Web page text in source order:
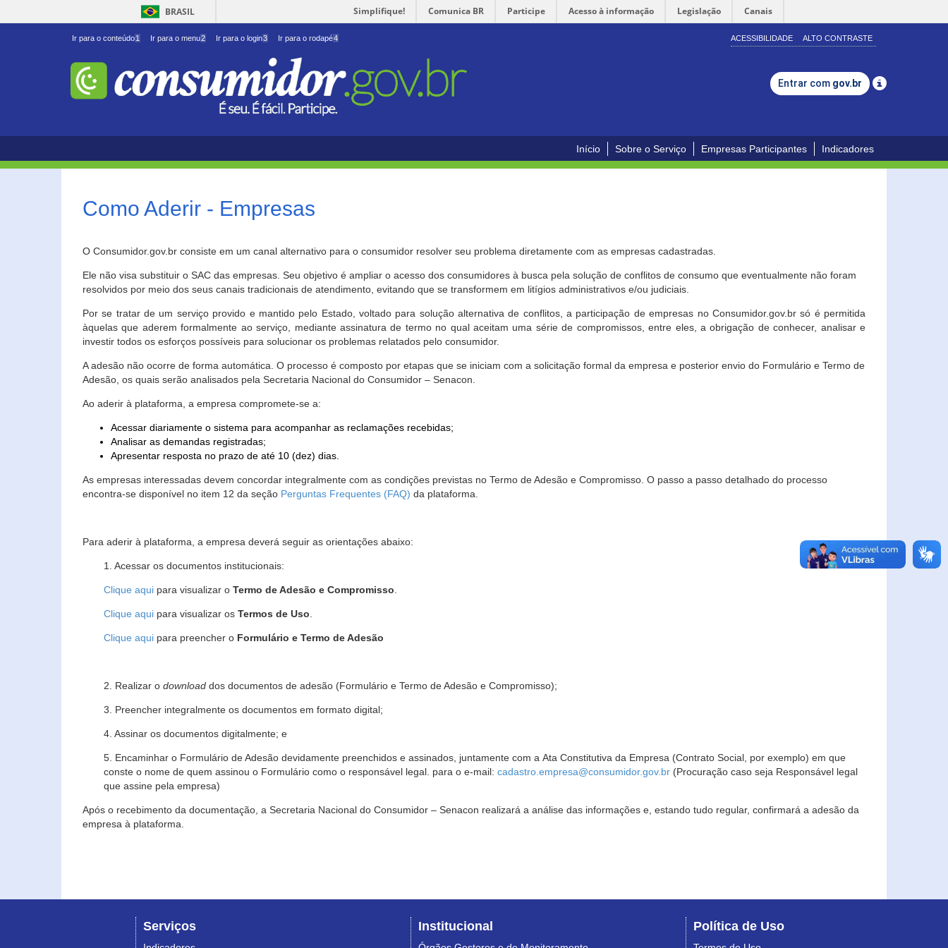
BRASIL Simplifique! Comunica BR Participe Acesso à informação Legislação Canais
Ir para o conteúdo1 Ir para o menu2 Ir para o login3 Ir para o rodapé4 ACESSIBILIDADE ALTO CONTRASTE
Entrar com gov.br
Início Sobre o Serviço Empresas Participantes Indicadores
Como Aderir - Empresas
O Consumidor.gov.br consiste em um canal alternativo para o consumidor resolver seu problema diretamente com as empresas cadastradas.
Ele não visa substituir o SAC das empresas. Seu objetivo é ampliar o acesso dos consumidores à busca pela solução de conflitos de consumo que eventualmente não foram
resolvidos por meio dos seus canais tradicionais de atendimento, evitando que se transformem em litígios administrativos e/ou judiciais.
Por se tratar de um serviço provido e mantido pelo Estado, voltado para solução alternativa de conflitos, a participação de empresas no Consumidor.gov.br só é permitida
àquelas que aderem formalmente ao serviço, mediante assinatura de termo no qual aceitam uma série de compromissos, entre eles, a obrigação de conhecer, analisar e
investir todos os esforços possíveis para solucionar os problemas relatados pelo consumidor.
A adesão não ocorre de forma automática. O processo é composto por etapas que se iniciam com a solicitação formal da empresa e posterior envio do Formulário e Termo de
Adesão, os quais serão analisados pela Secretaria Nacional do Consumidor – Senacon.
Ao aderir à plataforma, a empresa compromete-se a:
Acessar diariamente o sistema para acompanhar as reclamações recebidas;
Analisar as demandas registradas;
Apresentar resposta no prazo de até 10 (dez) dias.
As empresas interessadas devem concordar integralmente com as condições previstas no Termo de Adesão e Compromisso. O passo a passo detalhado do processo
encontra-se disponível no item 12 da seção Perguntas Frequentes (FAQ) da plataforma.
Para aderir à plataforma, a empresa deverá seguir as orientações abaixo:
1. Acessar os documentos institucionais:
Clique aqui para visualizar o Termo de Adesão e Compromisso
Clique aqui para visualizar os Termos de Uso
Clique aqui para preencher o Formulário e Termo de Adesão
2. Realizar o download dos documentos de adesão (Formulário e Termo de Adesão e Compromisso);
3. Preencher integralmente os documentos em formato digital;
4. Assinar os documentos digitalmente; e
5. Encaminhar o Formulário de Adesão devidamente preenchidos e assinados, juntamente com a Ata Constitutiva da Empresa (Contrato Social, por exemplo) em que
conste o nome de quem assinou o Formulário como o responsável legal. para o e-mail: cadastro.empresa@consumidor.gov.br (Procuração caso seja Responsável legal
que assine pela empresa)
Após o recebimento da documentação, a Secretaria Nacional do Consumidor – Senacon realizará a análise das informações e, estando tudo regular, confirmará a adesão da
empresa à plataforma.
Serviços Institucional Política de Uso